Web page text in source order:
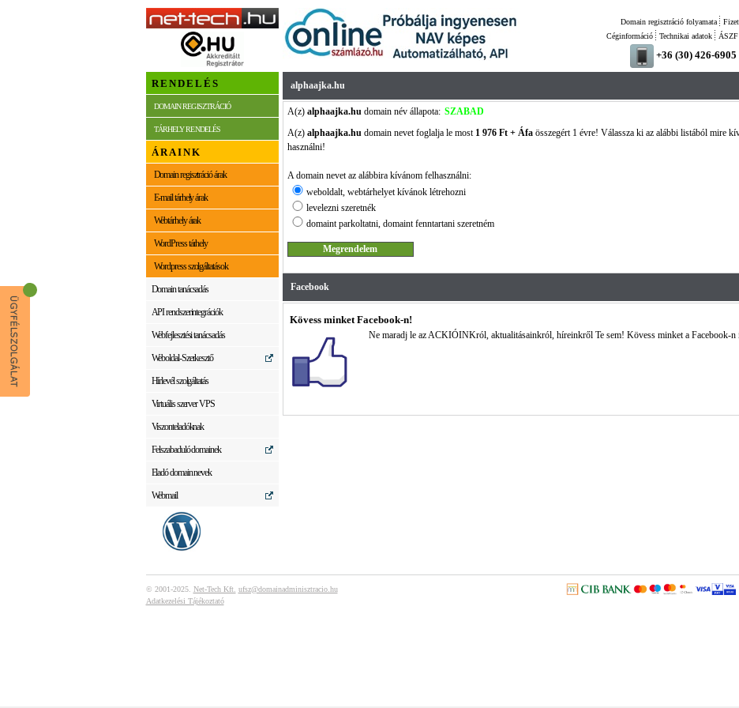
Domain regisztráció folyamata
ÁSZF
Technikai adatok
Céginformáció
+36 (30) 426-6905
RENDELÉS
DOMAIN REGISZTRÁCIÓ
TÁRHELY RENDELÉS
ÁRAINK
Domain regisztráció árak
E-mail tárhely árak
Webtárhely árak
WordPress tárhely
Wordpress szolgáltatások
Domain tanácsadás
API rendszerintegrációk
Webfejlesztési tanácsadás
Weboldal-Szerkesztő
Hírlevél szolgáltatás
Virtuális szerver VPS
Viszonteladóknak
Felszabaduló domainek
Eladó domain nevek
Webmail
alphaajka.hu
A(z) alphaajka.hudomain név állapota: SZABAD
A(z) alphaajka.hudomain nevet foglalja le most 1 976 Ft + Áfaösszegért 1 évre! Válassza ki az alábbi listából mire
használni!
A domain nevet az alábbira kívánom felhasználni:
weboldalt, webtárhelyet kívánok létrehozni
levelezni szeretnék
domaint parkoltatni, domaint fenntartani szeretném
Facebook
Kövess minket Facebook-n!
Ne maradj le az ACKIÓINKról, aktualitásainkról, híreinkről Te sem! Kövess minket a Facebook-n
© 2001-2025. Net-Tech Kft. ufsz@domainadminisztracio.hu
Adatkezelési Tájékoztató